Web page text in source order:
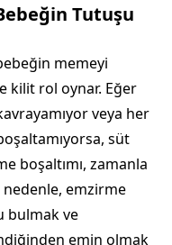
Tutuşu
memeyi
kilit rol oynar. Eğer
veya her
süt
boşaltımı, zamanla
nedenle, emzirme
bulmak ve
emin olmak